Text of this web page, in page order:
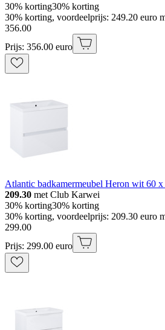
30% korting30% korting
30% korting, voordeelprijs: 249.20 euro
356.00
Prijs: 356.00 euro
Atlantic badkamermeubel Heron wit 60
209.30 met Club Karwei
30% korting30% korting
30% korting, voordeelprijs: 209.30 euro
299.00
Prijs: 299.00 euro